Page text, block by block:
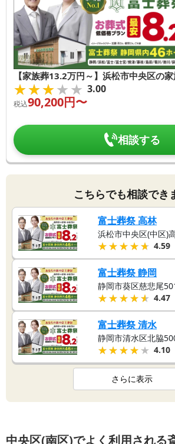
【家族葬13.2万円～】浜松市中央区の
★★★★★
★★★★★ 3.00
税込90,200円〜
相談する
こちらでも相談でき
富士葬祭 高林
浜松市中央区(中区)
★★★★★
★★★★★ 4.59
富士葬祭 静岡
静岡市葵区慈悲尾
★★★★★
★★★★★ 4.47
富士葬祭 清水
静岡市清水区北脇
★★★★★
★★★★★ 4.10
さらに表示
中央区(南区)でよく利用される